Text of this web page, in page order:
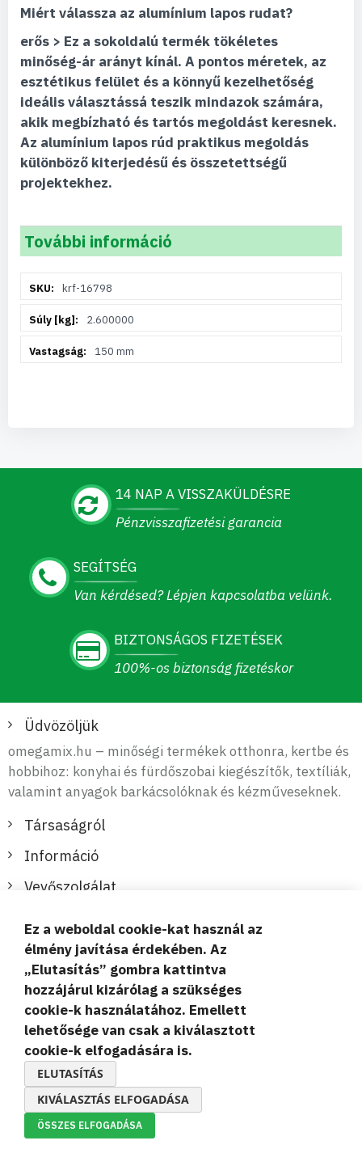
Miért válassza az alumínium lapos rudat?
erős > Ez a sokoldalú termék tökéletes
minőség-ár arányt kínál. A pontos méretek, az
esztétikus felület és a könnyű kezelhetőség
ideális választássá teszik mindazok számára,
akik megbízható és tartós megoldást keresnek.
Az alumínium lapos rúd praktikus megoldás
különböző kiterjedésű és összetettségű
projektekhez.
További információ
információkrf-16798
2.600000
150 mm
14 NAP A VISSZAKÜLDÉSRE
Pénzvisszafizetési garancia
SEGÍTSÉG
Van kérdésed? Lépjen kapcsolatba velünk.
BIZTONSÁGOS FIZETÉSEK
100%-os biztonság fizetéskor
Üdvözöljük
omegamix.hu – minőségi termékek otthonra, kertbe és
hobbihoz: konyhai és fürdőszobai kiegészítők, textíliák,
valamint anyagok barkácsolóknak és kézműveseknek.
Társaságról
Információ
Vevőszolgálat
Biztonságos és kényelmes fizetések
© 2019-2026 Megamix s.r.o.
Ez a weboldal cookie-kat használ az
élmény javítása érdekében. Az
„Elutasítás” gombra kattintva
hozzájárul kizárólag a szükséges
cookie-k használatához. Emellett
lehetősége van csak a kiválasztott
cookie-k elfogadására is.
ELUTASÍTÁS
KIVÁLASZTÁS ELFOGADÁSA
ÖSSZES ELFOGADÁSA